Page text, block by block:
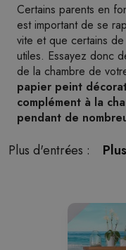
Certains parents en
est important de se
vite et que certains
utiles. Essayez donc
de la chambre de
papier peint
complément à la
pendant de
Plus d'entrées :